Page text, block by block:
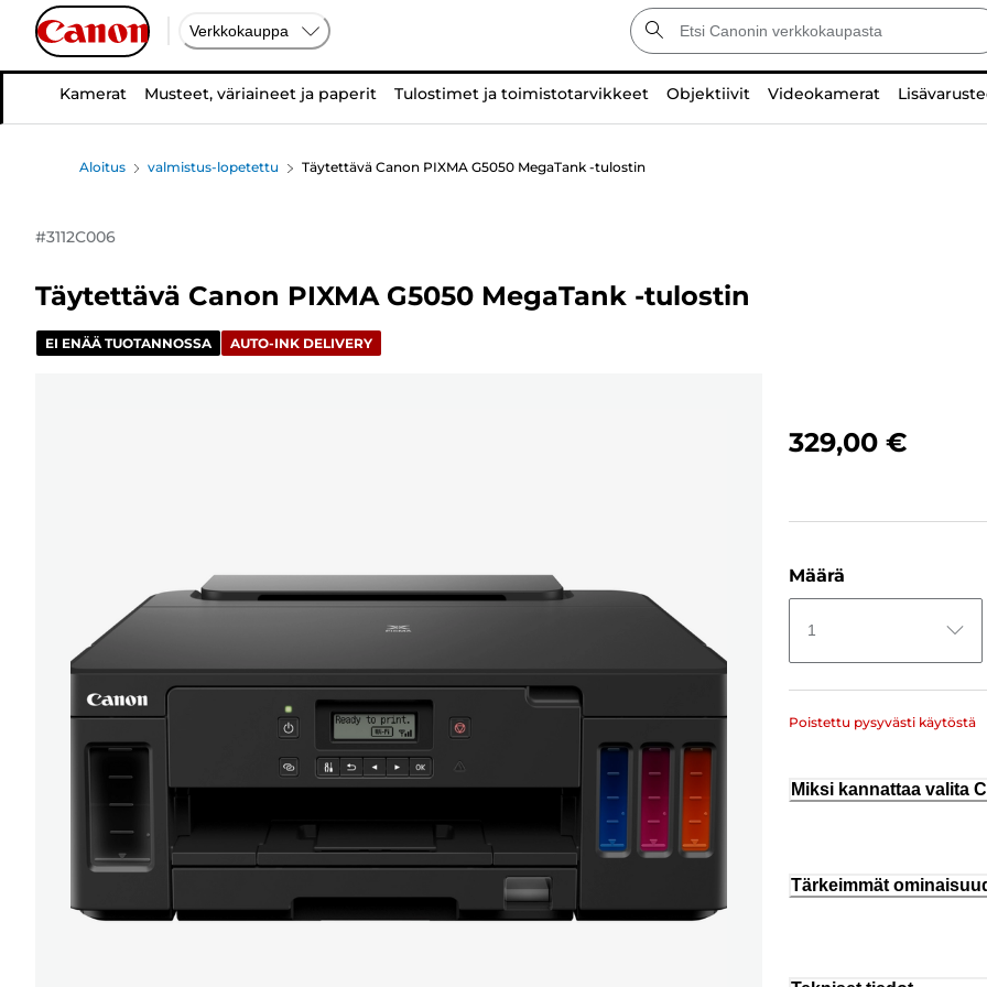
Verkkokauppa
Kamerat Musteet, väriaineet ja paperit Tulostimet ja toimistotarvikkeet Objektiivit Videokamerat
Aloitus valmistus-lopetettu Täytettävä Canon PIXMA G5050 MegaTank -tulostin
#3112C006
Täytettävä Canon PIXMA G5050 MegaTank -tulostin
EI ENÄÄ TUOTANNOSSA AUTO-INK DELIVERY
329,00 €
Määrä
1
Poistettu pysyvästi käytöstä
Miksi kannattaa valita
Tärkeimmät